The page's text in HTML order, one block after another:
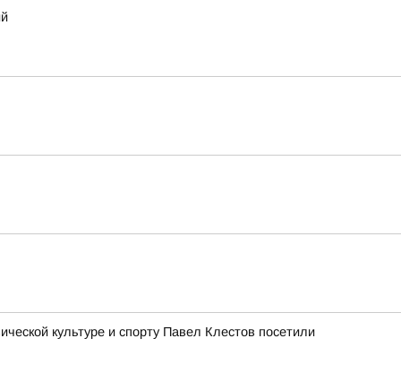
культуре и спорту Павел Клестов посетили